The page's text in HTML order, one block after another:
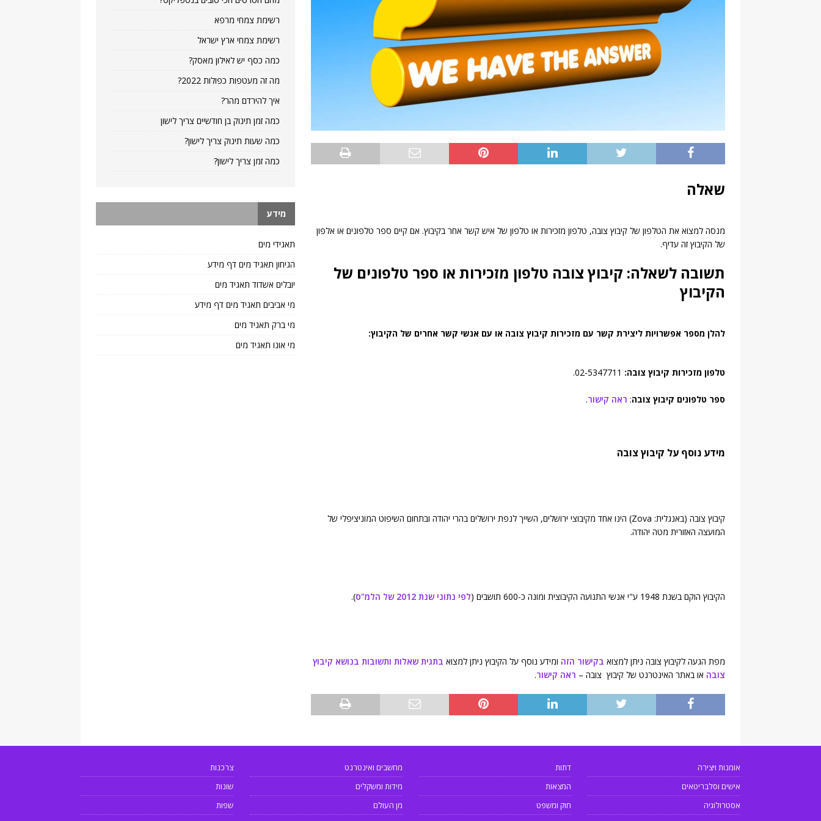
שאלה
מנסה למצוא את הטלפון של קיבוץ צובה, טלפון מזכירות או טלפון של איש קשר אחר בקיבוץ. אם קיים ספר טלפונים או אלפון
של הקיבוץ זה עדיף.
תשובה לשאלה: קיבוץ צובה טלפון מזכירות או ספר טלפונים של
הקיבוץ
להלן מספר אפשרויות ליצירת קשר עם מזכירות קיבוץ צובה או עם אנשי קשר אחרים של הקיבוץ:
טלפון מזכירות קיבוץ צובה: 02-5347711.
ספר טלפונים קיבוץ צובה: ראה קישור.
מידע נוסף על קיבוץ צובה
קיבוץ צובה (באנגלית: Zova) הינו אחד מקיבוצי ירושלים, השייך לנפת ירושלים בהרי יהודה ובתחום השיפוט המוניציפלי של
המועצה האזורית מטה יהודה.
הקיבוץ הוקם בשנת 1948 ע"י אנשי התנועה הקיבוצית ומונה כ-600 תושבים ( לפי נתוני שנת 2012 של הלמ"ס ).
מפת הגעה לקיבוץ צובה ניתן למצוא בקישור הזה ומידע נוסף על הקיבוץ ניתן למצוא בתגית שאלות ותשובות בנושא קיבוץ
צובה או באתר האינטרנט של קיבוץ צובה – ראה קישור.
רשימת צמחי מרפא
רשימת צמחי ארץ ישראל
כמה כסף יש לאילון מאסק?
מה זה מעטפות כפולות 2022?
איך להירדם מהר?
כמה זמן תינוק בן חודשיים צריך לישון
כמה שעות תינוק צריך לישון?
כמה זמן צריך לישון?
מידע
תאגידי מים
הגיחון תאגיד מים דף מידע
יובלים אשדוד תאגיד מים
מי אביבים תאגיד מים דף מידע
מי ברק תאגיד מים
מי אונו תאגיד מים
אומנות ויצירה
אישים וסלבריטאים
אסטרולוגיה
דתות
המצאות
חוק ומשפט
מחשבים ואינטרנט
מידות ומשקלים
מן העולם
צרכנות
שונות
שפות